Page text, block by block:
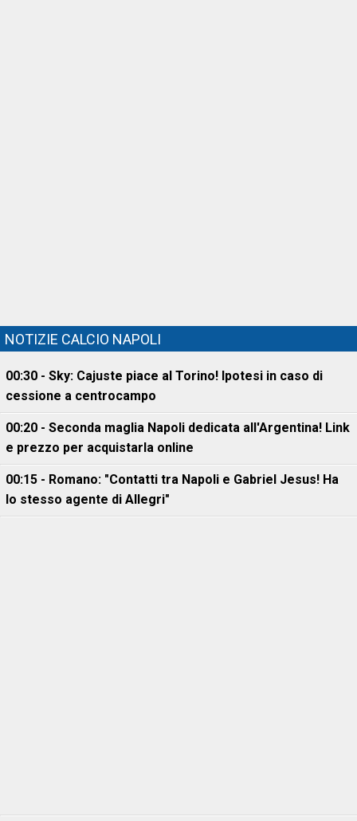
NOTIZIE CALCIO NAPOLI
00:30 - Sky: Cajuste piace al Torino! Ipotesi in caso di
cessione a centrocampo
00:20 - Seconda maglia Napoli dedicata all'Argentina! Link
e prezzo per acquistarla online
00:15 - Romano: "Contatti tra Napoli e Gabriel Jesus! Ha
lo stesso agente di Allegri"